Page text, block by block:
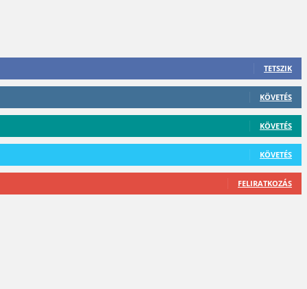
TETSZIK
KÖVETÉS
KÖVETÉS
KÖVETÉS
FELIRATKOZÁS